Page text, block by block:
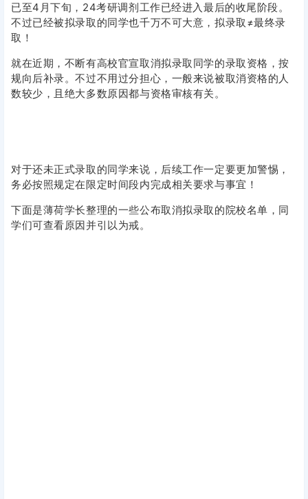
已至4月下旬，24考研调剂工作已经进入最后的收尾阶段。
不过已经被拟录取的同学也千万不可大意， 拟录取≠最终录
取！
就在近期，不断有高校官宣取消拟录取同学的录取资格，按
规向后补录。不过不用过分担心，一般来说被取消资格的人
数较少，且绝大多数原因都与资格审核有关。
对于还未正式录取的同学来说，后续工作一定要更加警惕，
务必按照规定在限定时间段内完成相关要求与事宜！
下面是薄荷学长整理的一些公布取消拟录取的院校名单，同
学们可查看原因并引以为戒。